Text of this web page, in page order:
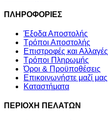
ΠΛΗΡΟΦΟΡΙΕΣ
Έξοδα Αποστολής
Τρόποι Αποστολής
Επιστροφές και Αλλαγές
Τρόποι Πληρωμής
Όροι & Προϋποθέσεις
Επικοινωνήστε μαζί μας
Καταστήματα
ΠΕΡΙΟΧΗ ΠΕΛΑΤΩΝ